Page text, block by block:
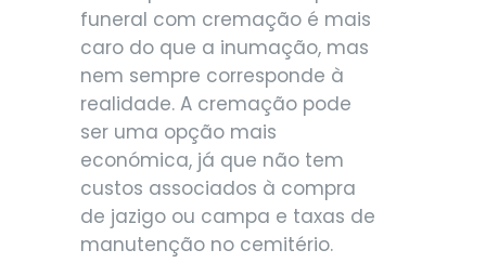
funeral com cremação é mais
caro do que a inumação, mas
nem sempre corresponde à
realidade. A cremação pode
ser uma opção mais
económica, já que não tem
custos associados à compra
de jazigo ou campa e taxas de
manutenção no cemitério.